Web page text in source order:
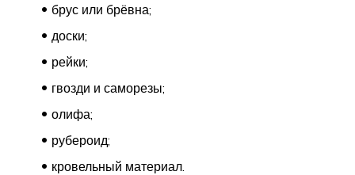
брус или брёвна;
доски;
рейки;
гвозди и саморезы;
олифа;
рубероид;
кровельный материал.